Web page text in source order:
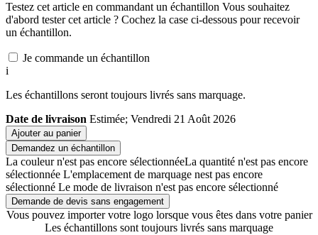
Testez cet article en commandant un échantillon Vous souhaitez
d'abord tester cet article ? Cochez la case ci-dessous pour recevoir
un échantillon.
Je commande un échantillon
i
Les échantillons seront toujours livrés sans marquage.
Date de livraison Estimée; Vendredi 21 Août 2026
Ajouter au panier
Demandez un échantillon
La couleur n'est pas encore sélectionnéeLa quantité n'est pas encore
sélectionnée L'emplacement de marquage nest pas encore
sélectionné Le mode de livraison n'est pas encore sélectionné
Demande de devis sans engagement
Vous pouvez importer votre logo lorsque vous êtes dans votre panier
Les échantillons sont toujours livrés sans marquage